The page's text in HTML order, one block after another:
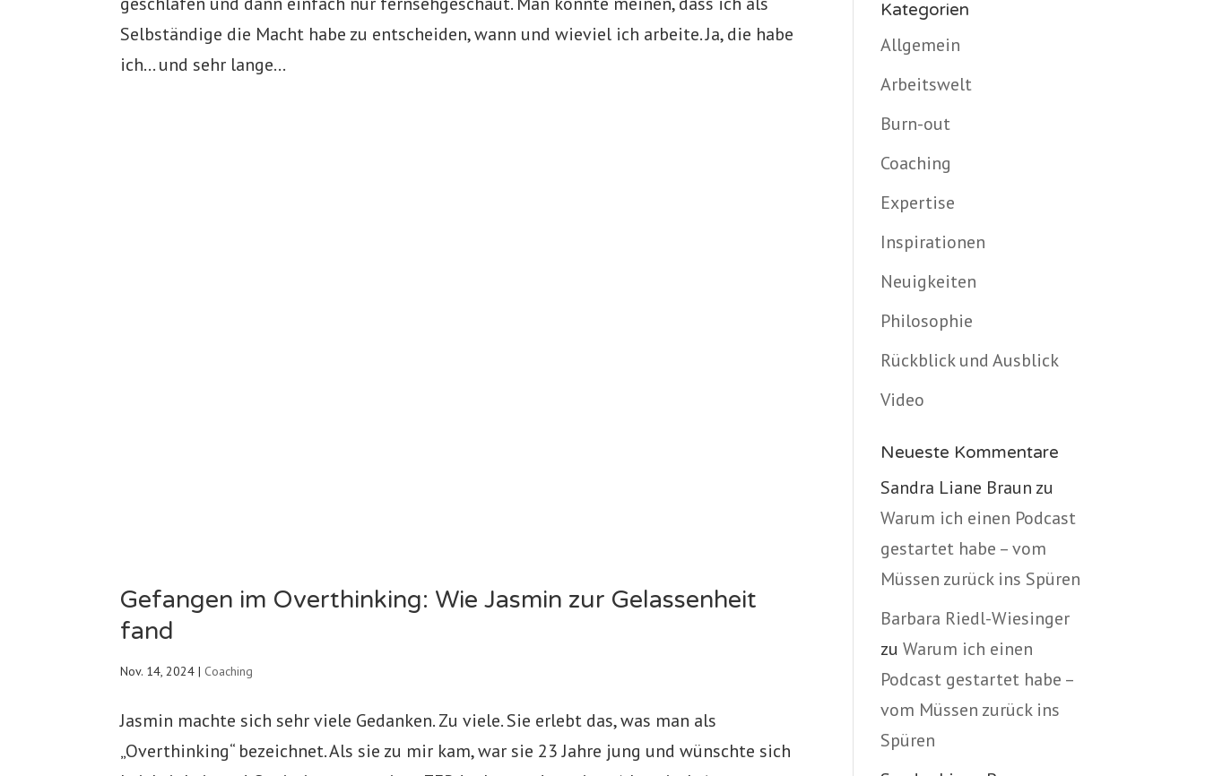
Selbständige die Macht habe zu entscheiden, wann und wieviel ich arbeite. Ja, die habe
ich… und sehr lange...
Gefangen im Overthinking: Wie Jasmin zur Gelassenheit
fand
Nov. 14, 2024 | Coaching
Jasmin machte sich sehr viele Gedanken. Zu viele. Sie erlebt das, was man als
„Overthinking“ bezeichnet. Als sie zu mir kam, war sie 23 Jahre jung und wünschte sich
Kategorien
Allgemein
Arbeitswelt
Burn-out
Coaching
Expertise
Inspirationen
Neuigkeiten
Philosophie
Rückblick und Ausblick
Video
Neueste Kommentare
Sandra Liane Braun zu
Warum ich einen Podcast
gestartet habe – vom
Müssen zurück ins Spüren
Barbara Riedl-Wiesinger
zu Warum ich einen
Podcast gestartet habe –
vom Müssen zurück ins
Spüren